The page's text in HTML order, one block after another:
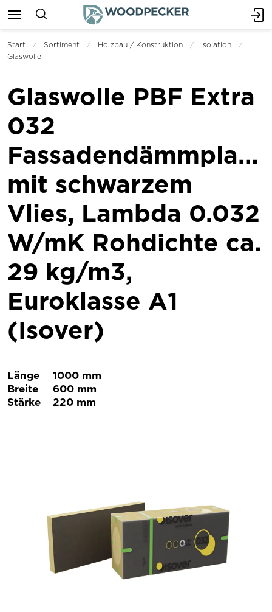
Start Sortiment Holzbau / Konstruktion
Isolation
Glaswolle
Glaswolle PBF Extra
032
mit schwarzem
Vlies, Lambda 0.032
W/mK Rohdichte ca.
29 kg/m3,
Euroklasse A1
(Isover)
Länge
1000 mm
Breite
600 mm
Stärke
220 mm